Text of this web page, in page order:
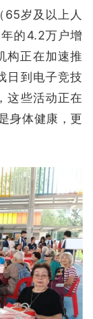
65岁及以上人
的4.2万户增
构正在加速推
日到电子竞技
这些活动正在
身体健康，更